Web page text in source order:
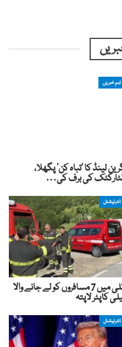
اہم خبریں
لینڈ کا ‘تباہ کن’ پگھلا،
کی برف کی…
انٹرنیشنل
اٹلی میں 7 مسافروں کو لے جانے والا
کاپٹر لاپتہ
انٹرنیشنل